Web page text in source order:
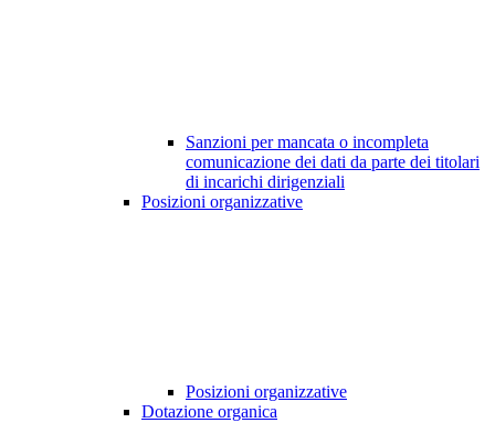
Sanzioni per mancata o incompleta
comunicazione dei dati da parte dei titolari
di incarichi dirigenziali
Posizioni organizzative
Posizioni organizzative
Dotazione organica